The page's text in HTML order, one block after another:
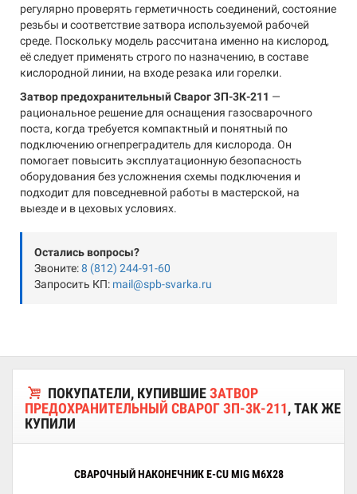
регулярно проверять герметичность соединений, состояние
резьбы и соответствие затвора используемой рабочей
среде. Поскольку модель рассчитана именно на кислород,
её следует применять строго по назначению, в составе
кислородной линии, на входе резака или горелки.
Затвор предохранительный Сварог ЗП-3К-211 —
рациональное решение для оснащения газосварочного
поста, когда требуется компактный и понятный по
подключению огнепреградитель для кислорода. Он
помогает повысить эксплуатационную безопасность
оборудования без усложнения схемы подключения и
подходит для повседневной работы в мастерской, на
выезде и в цеховых условиях.
Остались вопросы?
Звоните:8 (812) 244-91-60
Запросить КП: mail@spb-svarka.ru
ПОКУПАТЕЛИ, КУПИВШИЕЗАТВОР
ПРЕДОХРАНИТЕЛЬНЫЙ СВАРОГ ЗП-3К-211, ТАК ЖЕ
КУПИЛИ
СВАРОЧНЫЙ НАКОНЕЧНИК E-CU MIG M6X28